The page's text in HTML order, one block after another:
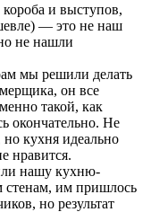
короба и выступов,
— это не наш
не нашли
мы решили делать
он все
такой, как
окончательно. Не
кухня идеально
нравится.
нашу кухню-
стенам, им пришлось
но результат